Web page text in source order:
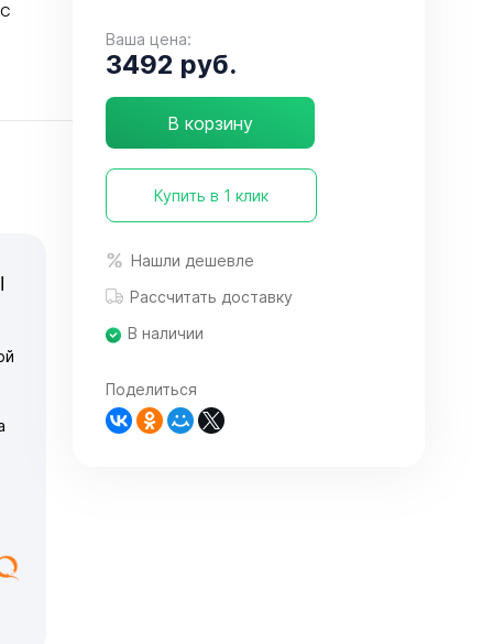
Ваша цена:
3492 руб.
В корзину
Купить в 1 клик
Нашли дешевле
Рассчитать доставку
В наличии
Поделиться